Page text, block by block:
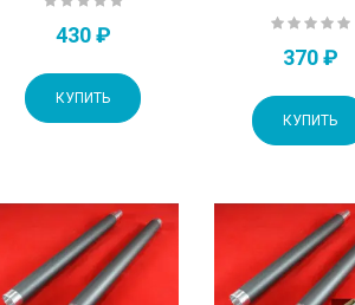
430 ₽
КУПИТЬ
370 ₽
КУПИТЬ